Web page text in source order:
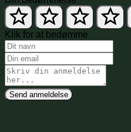
Klik for at bedømme
Send anmeldelse